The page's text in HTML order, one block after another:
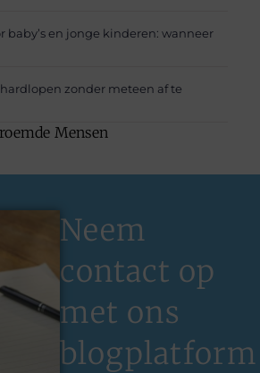
baby’s en jonge kinderen: wanneer
zonder meteen af te
Mensen
Neem
contact op
met ons
blogplatform